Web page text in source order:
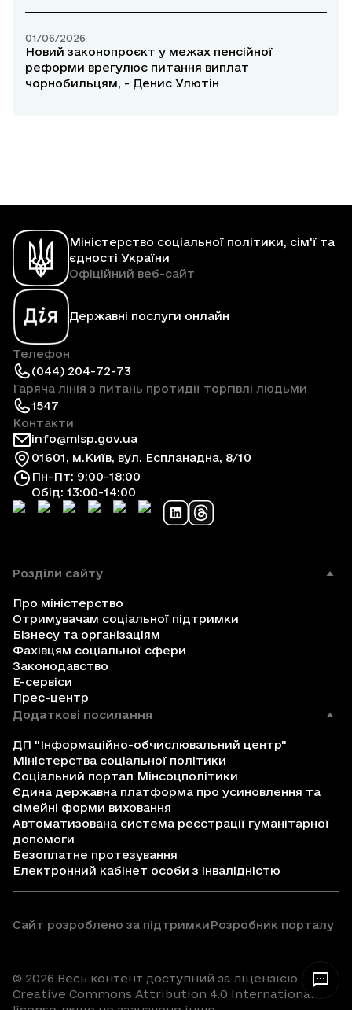
01/06/2026
Новий законопроєкт у межах пенсійної
реформи врегулює питання виплат
чорнобильцям, - Денис Улютін
Міністерство соціальної політики, сім'ї та
єдності України
Офіційний веб-сайт
Державні послуги онлайн
Телефон
(044) 204-72-73
Гаряча лінія з питань протидії торгівлі людьми
1547
Контакти
info@mlsp.gov.ua
01601, м.Київ, вул. Еспланадна, 8/10
Пн-Пт: 9:00-18:00
Обід: 13:00-14:00
Розділи сайту
Про міністерство
Отримувачам соціальної підтримки
Бізнесу та організаціям
Фахівцям соціальної сфери
Законодавство
Е-сервіси
Прес-центр
Додаткові посилання
ДП "Інформаційно-обчислювальний центр"
Міністерства соціальної політики
Соціальний портал Мінсоцполітики
Єдина державна платформа про усиновлення та
сімейні форми виховання
Автоматизована система реєстрації гуманітарної
допомоги
Безоплатне протезування
Електронний кабінет особи з інвалідністю
Сайт розроблено за підтримкиРозробник порталу
© 2026 Весь контент доступний за ліцензією
Creative Commons Attribution 4.0 International